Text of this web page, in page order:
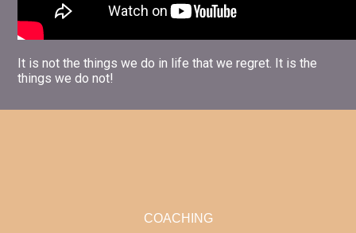
It is not the things we do in life that we regret. It is the
things we do not!
COACHING